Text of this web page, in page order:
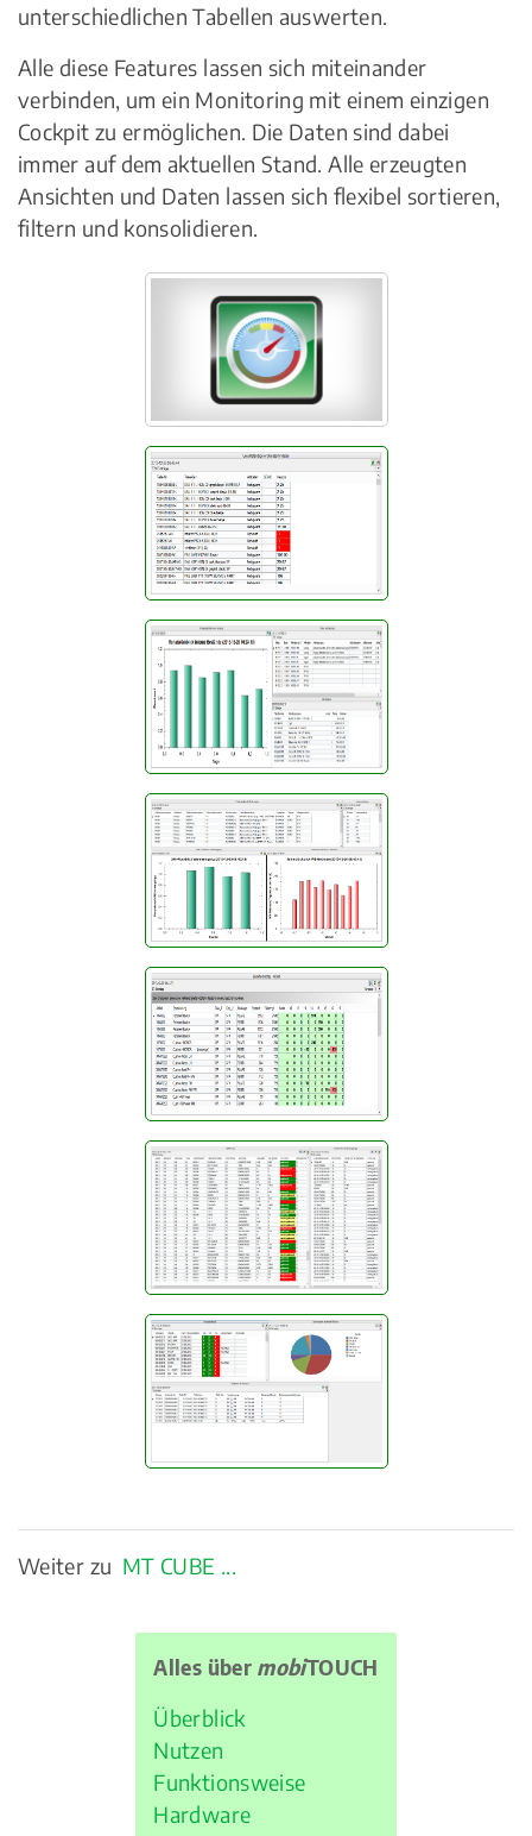
unterschiedlichen Tabellen auswerten.
Alle diese Features lassen sich miteinander
verbinden, um ein Monitoring mit einem einzigen
Cockpit zu ermöglichen. Die Daten sind dabei
immer auf dem aktuellen Stand. Alle erzeugten
Ansichten und Daten lassen sich flexibel sortieren,
filtern und konsolidieren.
Weiter zu MT CUBE ...
Alles über mobiTOUCH
Überblick
Nutzen
Funktionsweise
Hardware